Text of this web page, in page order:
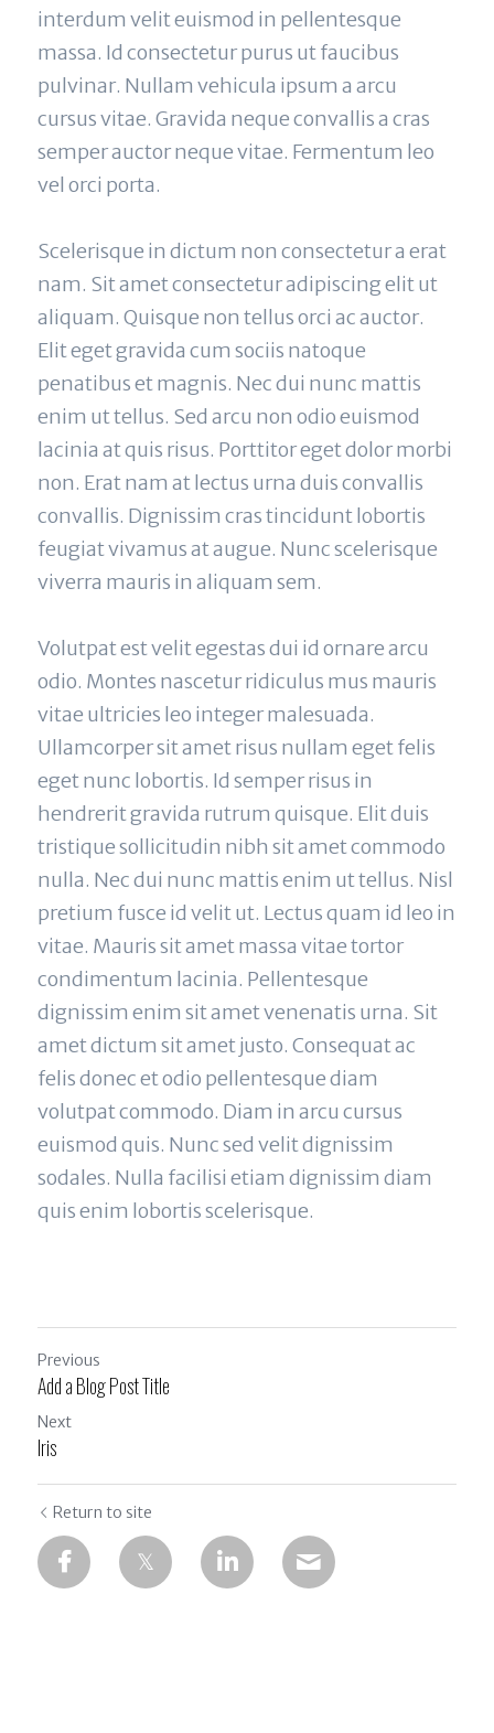
interdum velit euismod in pellentesque
massa. Id consectetur purus ut faucibus
pulvinar. Nullam vehicula ipsum a arcu
cursus vitae. Gravida neque convallis a cras
semper auctor neque vitae. Fermentum leo
vel orci porta.
Scelerisque in dictum non consectetur a erat
nam. Sit amet consectetur adipiscing elit ut
aliquam. Quisque non tellus orci ac auctor.
Elit eget gravida cum sociis natoque
penatibus et magnis. Nec dui nunc mattis
enim ut tellus. Sed arcu non odio euismod
lacinia at quis risus. Porttitor eget dolor morbi
non. Erat nam at lectus urna duis convallis
convallis. Dignissim cras tincidunt lobortis
feugiat vivamus at augue. Nunc scelerisque
viverra mauris in aliquam sem.
Volutpat est velit egestas dui id ornare arcu
odio. Montes nascetur ridiculus mus mauris
vitae ultricies leo integer malesuada.
Ullamcorper sit amet risus nullam eget felis
eget nunc lobortis. Id semper risus in
hendrerit gravida rutrum quisque. Elit duis
tristique sollicitudin nibh sit amet commodo
nulla. Nec dui nunc mattis enim ut tellus. Nisl
pretium fusce id velit ut. Lectus quam id leo in
vitae. Mauris sit amet massa vitae tortor
condimentum lacinia. Pellentesque
dignissim enim sit amet venenatis urna. Sit
amet dictum sit amet justo. Consequat ac
felis donec et odio pellentesque diam
volutpat commodo. Diam in arcu cursus
euismod quis. Nunc sed velit dignissim
sodales. Nulla facilisi etiam dignissim diam
quis enim lobortis scelerisque.
Previous
Add a Blog Post Title
Next
Iris
Return to site